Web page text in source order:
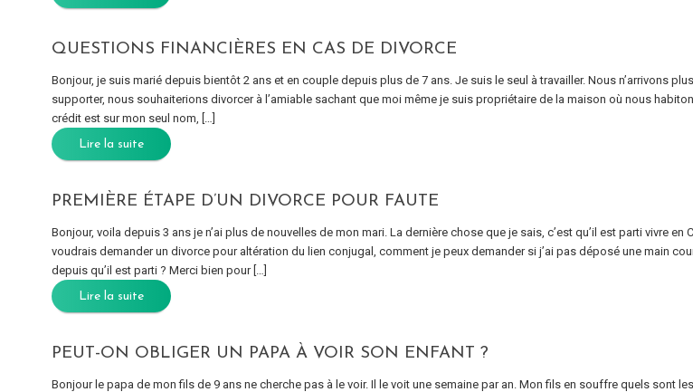
QUESTIONS FINANCIÈRES EN CAS DE DIVORCE
Bonjour, je suis marié depuis bientôt 2 ans et en couple depuis plus de 7 ans. Je suis le seul à travailler. Nous n’arrivons
supporter, nous souhaiterions divorcer à l’amiable sachant que moi même je suis propriétaire de la maison où nous
crédit est sur mon seul nom, […]
Lire la suite
PREMIÈRE ÉTAPE D’UN DIVORCE POUR FAUTE
Bonjour, voila depuis 3 ans je n’ai plus de nouvelles de mon mari. La dernière chose que je sais, c’est qu’il est parti vivre en
voudrais demander un divorce pour altération du lien conjugal, comment je peux demander si j’ai pas déposé une main
depuis qu’il est parti ? Merci bien pour […]
Lire la suite
PEUT-ON OBLIGER UN PAPA À VOIR SON ENFANT ?
Bonjour le papa de mon fils de 9 ans ne cherche pas à le voir. Il le voit une semaine par an. Mon fils en souffre quels sont